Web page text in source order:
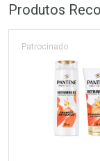
Laboratório
Por Menos
Produtos
Patrocinado